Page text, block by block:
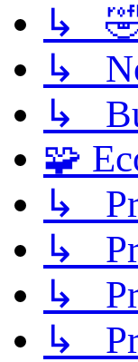
↳ 🤣
↳
↳
🧩
↳
↳
↳
↳